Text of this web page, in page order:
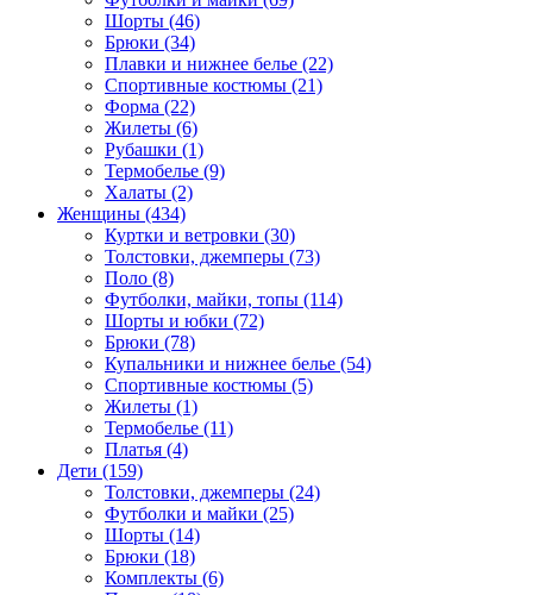
Шорты (46)
Брюки (34)
Плавки и нижнее белье (22)
Спортивные костюмы (21)
Форма (22)
Жилеты (6)
Рубашки (1)
Термобелье (9)
Халаты (2)
Женщины (434)
Куртки и ветровки (30)
Толстовки, джемперы (73)
Поло (8)
Футболки, майки, топы (114)
Шорты и юбки (72)
Брюки (78)
Купальники и нижнее белье (54)
Спортивные костюмы (5)
Жилеты (1)
Термобелье (11)
Платья (4)
Дети (159)
Толстовки, джемперы (24)
Футболки и майки (25)
Шорты (14)
Брюки (18)
Комплекты (6)